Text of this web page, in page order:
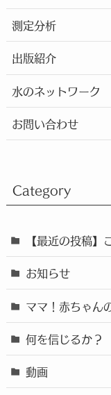
測定分析
出版紹介
水のネットワーク
お問い合わせ
Category
【最近の投稿】
お知らせ
ママ！赤ちゃん
何を信じるか？
動画